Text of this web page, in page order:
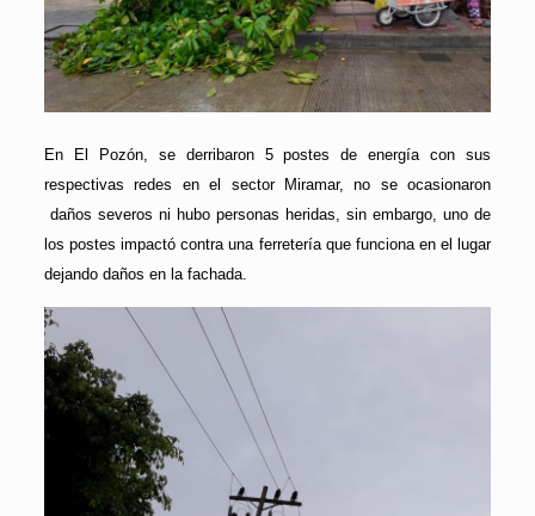
En El Pozón, se derribaron 5 postes de energía con sus
respectivas redes en el sector Miramar, no se ocasionaron
daños severos ni hubo personas heridas, sin embargo, uno de
los postes impactó contra una ferretería que funciona en el lugar
dejando daños en la fachada.